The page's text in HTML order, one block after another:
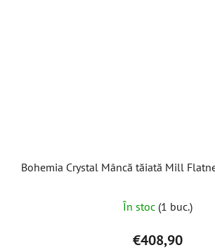
Bohemia Crystal Mâncă tăiată Mill
În stoc (1 buc.)
€408,90